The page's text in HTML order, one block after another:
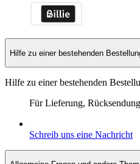
Hilfe zu einer bestehenden
Hilfe zu einer bestehenden
Für Lieferung,
Schreib uns eine Nachricht